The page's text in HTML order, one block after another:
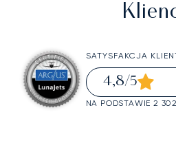
SATYSFAKCJA
4,8/5
NA PODSTAWIE 2